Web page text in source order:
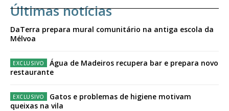
Últimas notícias
DaTerra prepara mural comunitário na antiga escola da
Mélvoa
Água de Madeiros recupera bar e prepara novo
restaurante
Gatos e problemas de higiene motivam
queixas na vila